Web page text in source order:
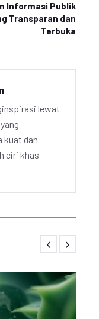
Informasi Publik
Transparan dan
Terbuka
lewat
kuat dan
ciri khas